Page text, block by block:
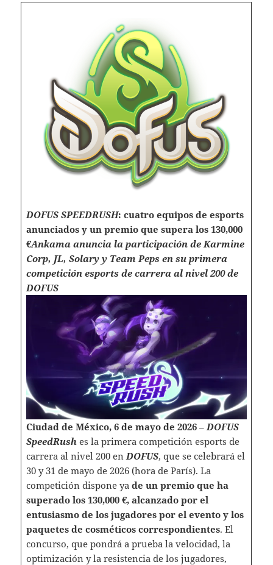
DOFUS SPEEDRUSH: cuatro equipos de esports
anunciados y un premio que supera los 130,000
€Ankama anuncia la participación de Karmine
Corp, JL, Solary y Team Peps en su primera
competición esports de carrera al nivel 200 de
DOFUS
Ciudad de México, 6 de mayo de 2026– DOFUS
SpeedRushes la primera competición esports de
carrera al nivel 200 en DOFUS, que se celebrará el
30 y 31 de mayo de 2026 (hora de París). La
competición dispone ya de un premio que ha
superado los 130,000 €, alcanzado por el
entusiasmo de los jugadores por el evento y los
paquetes de cosméticos correspondientes. El
concurso, que pondrá a prueba la velocidad, la
optimización y la resistencia de los jugadores,